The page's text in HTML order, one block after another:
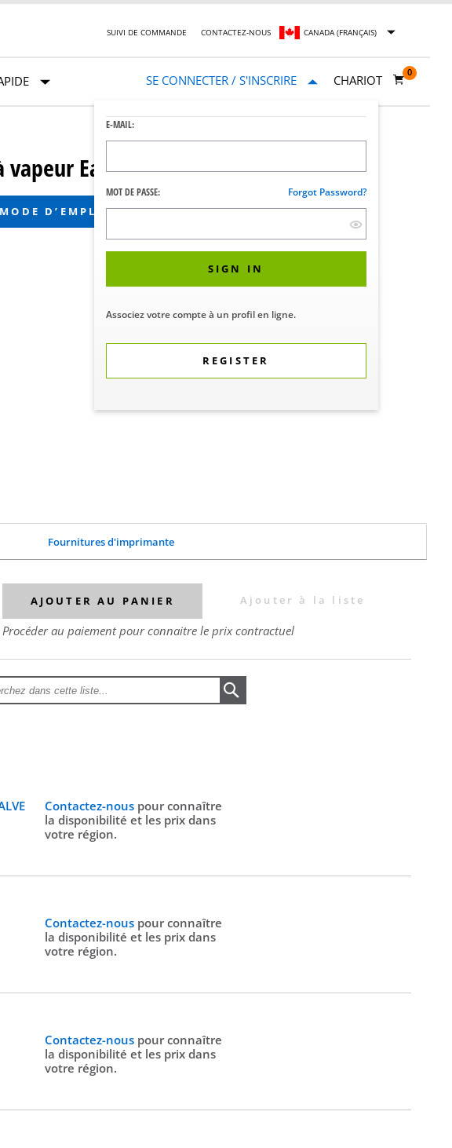
SUIVI DE COMMANDE CONTACTEZ-NOUS CANADA (FRANÇAIS)
SE CONNECTER / S'INSCRIRE
E-MAIL:
MOT DE PASSE: Forgot Password?
SIGN IN
Associez votre compte à un profil en ligne.
REGISTER
CHARIOT
0
Eagle® 2000 Vacamatic
D’EMPLOI
Fournitures d'imprimante
AJOUTER AU PANIER Ajouter à la liste
Procéder au paiement pour connaitre le prix contractuel
Contactez-nous pour connaître
la disponibilité et les prix dans
votre région.
Contactez-nous pour connaître
la disponibilité et les prix dans
votre région.
Contactez-nous pour connaître
la disponibilité et les prix dans
votre région.